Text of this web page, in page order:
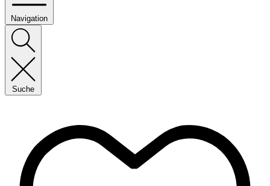
Navigation
Suche